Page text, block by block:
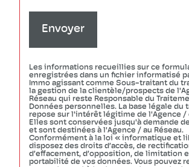
Envoyer
Les informations recueillies sur ce
enregistrées dans un fichier informatisé
Immo agissant comme Sous-traitant du
la gestion de la clientèle/prospects de
Réseau qui reste Responsable du
Données personnelles. La base légale du
repose sur l'intérêt légitime de l'Agence /
Elles sont conservées jusqu'à demande
et sont destinées à l'Agence / au Réseau.
Conformément à la loi « informatique et
disposez des droits d’accès, de
d’effacement, d’opposition, de limitation
portabilité de vos données. Vous pouvez